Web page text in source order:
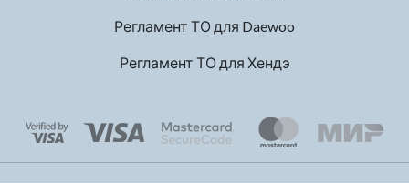
Регламент ТО для Daewoo
Регламент ТО для Хендэ